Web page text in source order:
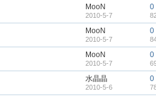
MooN
2010-5-7
0
MooN
2010-5-7
0
MooN
2010-5-7
0
水晶晶
2010-5-6
0